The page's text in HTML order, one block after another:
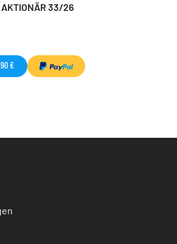
AKTIONÄR 33/26
€